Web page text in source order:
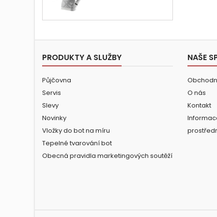
PRODUKTY A SLUŽBY
Půjčovna
Servis
Slevy
Novinky
Vložky do bot na míru
Tepelné tvarování bot
Obecná pravidla marketingových soutěží
NAŠE
O nás
Kontakt